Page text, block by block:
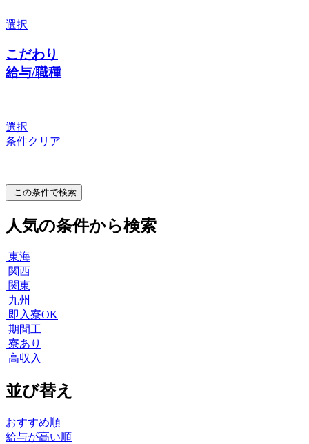
選択
こだわり
給与/職種
選択
条件クリア
この条件で検索
人気の条件から検索
東海
関西
関東
九州
即入寮OK
期間工
寮あり
高収入
並び替え
おすすめ順
給与が高い順